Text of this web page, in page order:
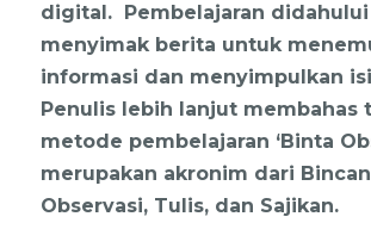
digital. Pembelajaran
menyimak berita untuk
informasi dan menyimpulkan
Penulis lebih lanjut membahas
metode pembelajaran ‘Binta
merupakan akronim dari
Observasi, Tulis, dan Sajikan.